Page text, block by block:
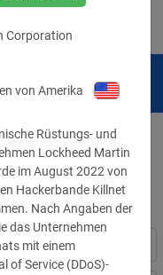
Corporation
von Amerika
Rüstungs- und
Lockheed Martin
im August 2022 von
Hackerbande Killnet
Nach Angaben der
das Unternehmen
mit einem
of Service (DDoS)-